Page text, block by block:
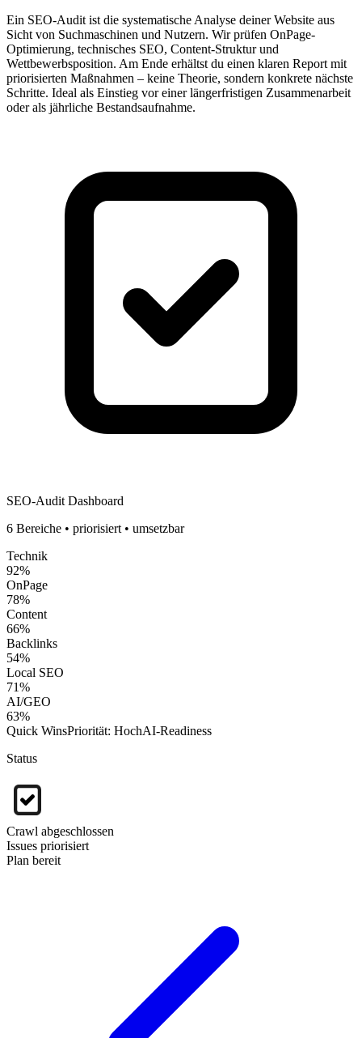
Ein SEO-Audit ist die systematische Analyse deiner Website aus
Sicht von Suchmaschinen und Nutzern. Wir prüfen OnPage-
Optimierung, technisches SEO, Content-Struktur und
Wettbewerbsposition. Am Ende erhältst du einen klaren Report mit
priorisierten Maßnahmen – keine Theorie, sondern konkrete nächste
Schritte. Ideal als Einstieg vor einer längerfristigen Zusammenarbeit
oder als jährliche Bestandsaufnahme.
SEO-Audit Dashboard
6 Bereiche • priorisiert • umsetzbar
Technik
92%
OnPage
78%
Content
66%
Backlinks
54%
Local SEO
71%
AI/GEO
63%
Quick WinsPriorität: HochAI-Readiness
Status
Crawl abgeschlossen
Issues priorisiert
Plan bereit